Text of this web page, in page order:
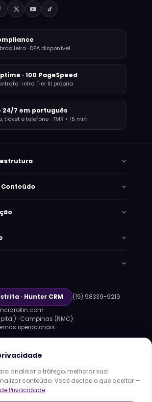
· DPA disponível
· 100 PageSpeed
· infra Tier III própria
24/7 em português
ticket e telefone · TMR < 15 min
· Hunter CRM (19) 98339-9219·
·
· Campinas (RMC)
operacionais
OPERAMOS:
própria · dados no Brasil
Serviços Digitais e Tecnologia
Lana
Online agora · responde em segundos
analisar o tráfego, melhorar sua
conteúdo. Você decide o que aceitar —
Privacidade.